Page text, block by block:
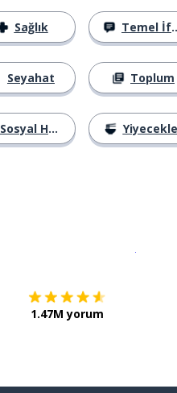
Sağlık
Seyahat
Sosyal Hayat
Temel İfadeler
Toplum
1.47M yorum